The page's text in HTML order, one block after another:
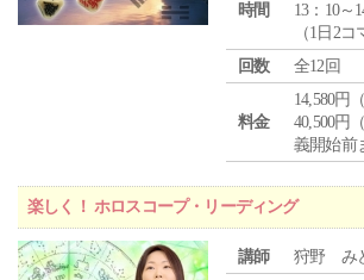
時間
13：10～
（1日2コ
回数
全12回
料金
14,580円
40,500円
義開始前
楽しく！ ホロスコープ・リーディング
講師 狩野 み